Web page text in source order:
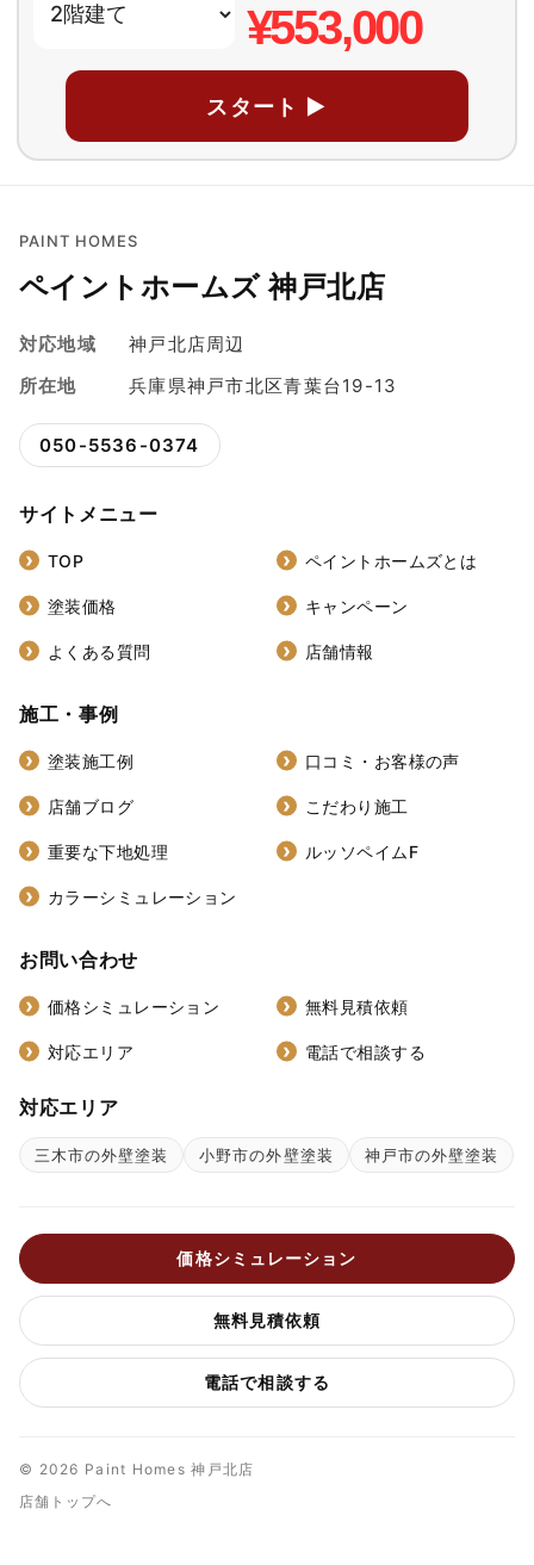
¥553,000
スタート ▶
PAINT HOMES
ペイントホームズ 神戸北店
対応地域
神戸北店周辺
所在地
兵庫県神戸市北区青葉台19-13
050-5536-0374
サイトメニュー
TOP ペイントホームズとは
塗装価格 キャンペーン
よくある質問 店舗情報
施工・事例
塗装施工例 口コミ・お客様の声
店舗ブログ こだわり施工
重要な下地処理 ルッソペイムF
カラーシミュレーション
お問い合わせ
価格シミュレーション 無料見積依頼
対応エリア 電話で相談する
対応エリア
三木市の外壁塗装 小野市の外壁塗装 神戸市の外壁塗装
価格シミュレーション
無料見積依頼
電話で相談する
© 2026 Paint Homes 神戸北店
店舗トップへ